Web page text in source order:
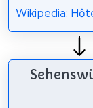
Wikipedia: